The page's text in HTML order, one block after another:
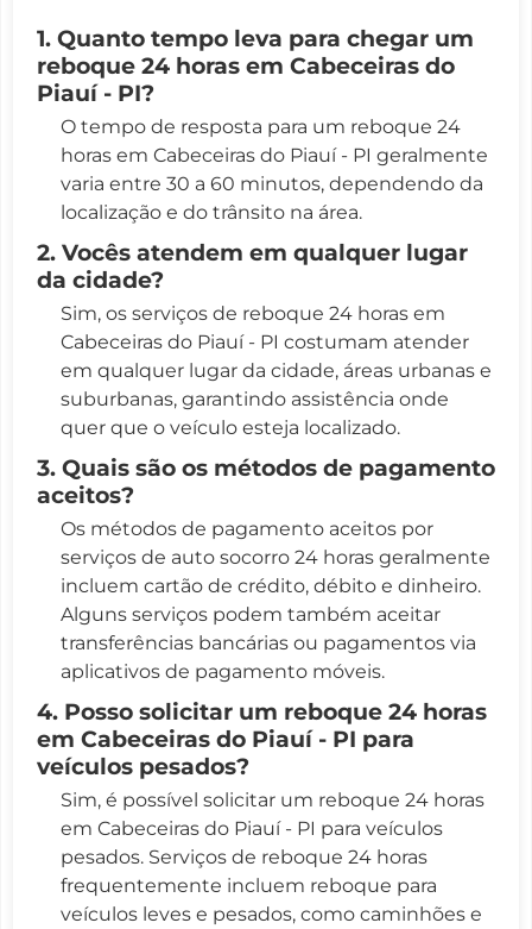
1. Quanto tempo leva para chegar um
reboque 24 horas em Cabeceiras do
Piauí - PI?
O tempo de resposta para um reboque 24
horas em Cabeceiras do Piauí - PI geralmente
varia entre 30 a 60 minutos, dependendo da
localização e do trânsito na área.
2. Vocês atendem em qualquer lugar
da cidade?
Sim, os serviços de reboque 24 horas em
Cabeceiras do Piauí - PI costumam atender
em qualquer lugar da cidade, áreas urbanas e
suburbanas, garantindo assistência onde
quer que o veículo esteja localizado.
3. Quais são os métodos de pagamento
aceitos?
Os métodos de pagamento aceitos por
serviços de auto socorro 24 horas geralmente
incluem cartão de crédito, débito e dinheiro.
Alguns serviços podem também aceitar
transferências bancárias ou pagamentos via
aplicativos de pagamento móveis.
4. Posso solicitar um reboque 24 horas
em Cabeceiras do Piauí - PI para
veículos pesados?
Sim, é possível solicitar um reboque 24 horas
em Cabeceiras do Piauí - PI para veículos
pesados. Serviços de reboque 24 horas
frequentemente incluem reboque para
veículos leves e pesados, como caminhões e